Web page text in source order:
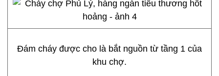
Đám cháy được cho là bắt nguồn từ tầng 1 của
khu chợ.